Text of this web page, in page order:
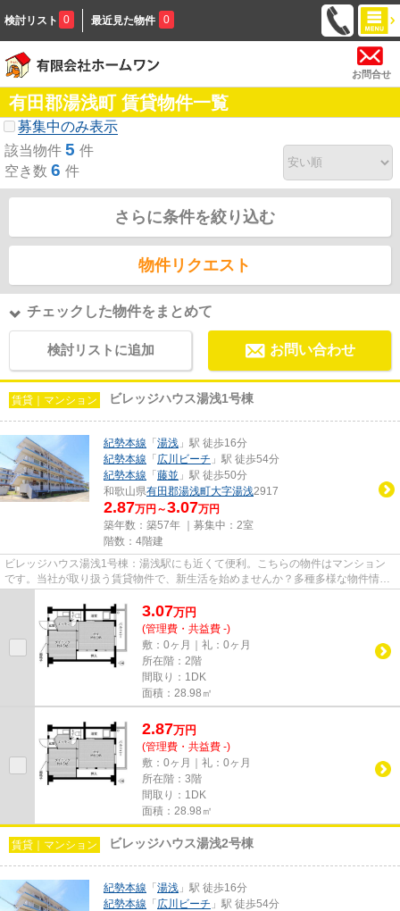
検討リスト 0 最近見た物件 0
お問合せ
有田郡湯浅町 賃貸物件一覧
募集中のみ表示
該当物件 5 件
空き数 6 件
さらに条件を絞り込む
物件リクエスト
チェックした物件をまとめて
検討リストに追加 お問い合わせ
賃貸｜マンション ビレッジハウス湯浅1号棟
紀勢本線 「 湯浅 」駅 徒歩16分
紀勢本線 「 広川ビーチ 」駅 徒歩54分
紀勢本線 「 藤並 」駅 徒歩50分
和歌山県有田郡湯浅町大字湯浅2917
2.87万円～3.07万円
築年数：築57年 ｜募集中： 2室
階数：4階建
ビレッジハウス湯浅1号棟：湯浅駅にも近くて便利。こちらの物件はマンション
です。当社が取り扱う賃貸物件で、新生活を始めませんか？多種多様な物件情報
3.07万円
(管理費・共益費 -)
敷：0ヶ月｜礼：0ヶ月
所在階：2階
間取り：1DK
面積：28.98㎡
2.87万円
(管理費・共益費 -)
敷：0ヶ月｜礼：0ヶ月
所在階：3階
間取り：1DK
面積：28.98㎡
賃貸｜マンション ビレッジハウス湯浅2号棟
紀勢本線 「 湯浅 」駅 徒歩16分
紀勢本線 「 広川ビーチ 」駅 徒歩54分